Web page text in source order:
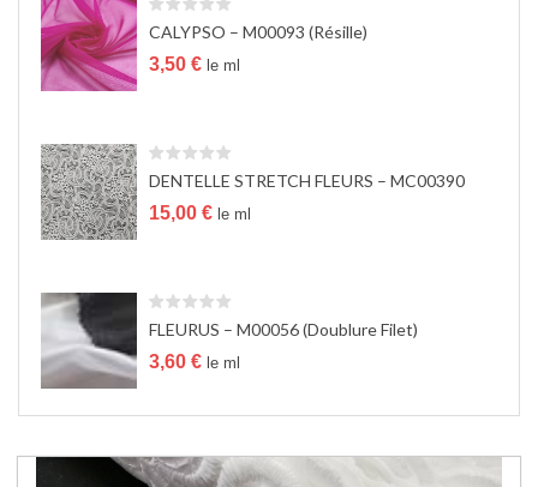
CALYPSO – M00093 (Résille)
3,50 € le ml
DENTELLE STRETCH FLEURS – MC00390
15,00 € le ml
FLEURUS – M00056 (Doublure Filet)
3,60 € le ml